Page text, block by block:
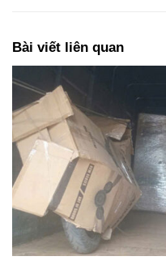
Bài viết liên quan